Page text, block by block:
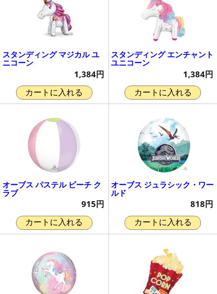
スタンディング マジカル ユ
ニコーン
1,384円
カートに入れる
スタンディング エンチャント
ユニコーン
1,384円
カートに入れる
オーブス パステル ビーチ ク
ラブ
915円
カートに入れる
オーブス ジュラシック・ワー
ルド
818円
カートに入れる